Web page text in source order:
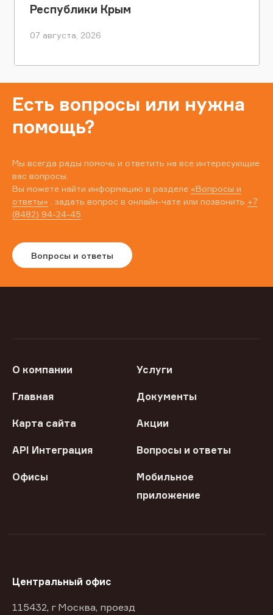
Республики Крым
07 августа, 2026
Есть вопросы или нужна
помощь?
Мы всегда рады помочь и ответить на все интересующие
вас вопросы.
Вы можете найти информацию в разделе «Вопросы и
ответы» , задать вопрос в онлайн-чате или позвонить +7
(8482) 94-24-45
Вопросы и ответы
О компании Услуги
Главная Документы
Карта сайта Акции
API Интеграция Вопросы и ответы
Офисы
Мобильное
приложение
Центральный офис
115432, г Москва, проезд